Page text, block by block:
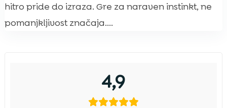
hitro pride do izraza. Gre za naraven instinkt, ne
pomanjkljivost značaja....
4,9